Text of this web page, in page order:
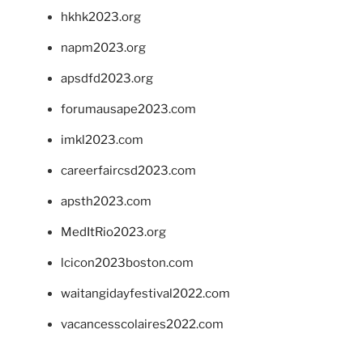
hkhk2023.org
napm2023.org
apsdfd2023.org
forumausape2023.com
imkl2023.com
careerfaircsd2023.com
apsth2023.com
MedItRio2023.org
lcicon2023boston.com
waitangidayfestival2022.com
vacancesscolaires2022.com